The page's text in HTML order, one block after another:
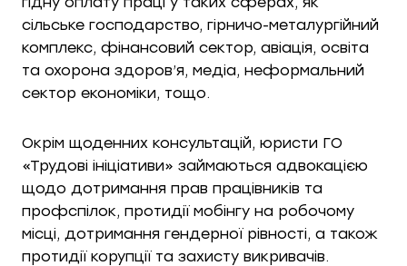
сільське господарство, гірничо-металургійний
комплекс, фінансовий сектор, авіація, освіта
та охорона здоров’я, медіа, неформальний
сектор економіки, тощо.
Окрім щоденних консультацій, юристи ГО
«Трудові ініціативи» займаються адвокацією
щодо дотримання прав працівників та
профспілок, протидії мобінгу на робочому
місці, дотримання гендерної рівності, а також
протидії корупції та захисту викривачів.